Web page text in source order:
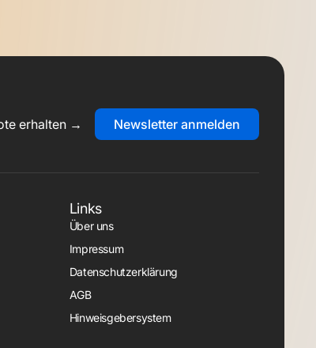
erhalten → Newsletter anmelden
Links
Über uns
Impressum
Datenschutzerklärung
AGB
Hinweisgebersystem